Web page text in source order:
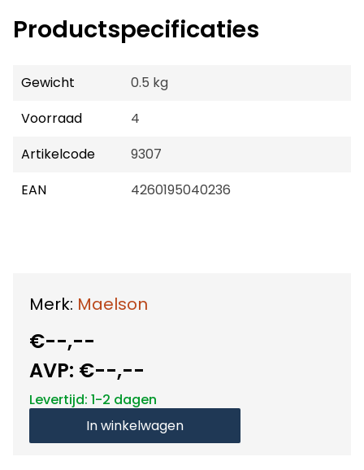
Productspecificaties
Gewicht
0.5 kg
Voorraad
4
Artikelcode
9307
EAN
4260195040236
Merk: Maelson
€--,--
AVP: €--,--
Levertijd: 1-2 dagen
In winkelwagen